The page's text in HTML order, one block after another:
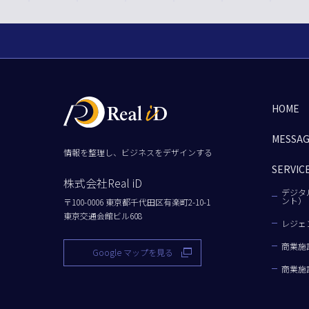
情報を整理し、ビジネスをデザインする
株式会社Real iD
〒100-0006 東京都千代田区有楽町2-10-1
東京交通会館ビル608
Google マップを見る
HOME
デジ
ント）
レジ
商業施
商業施